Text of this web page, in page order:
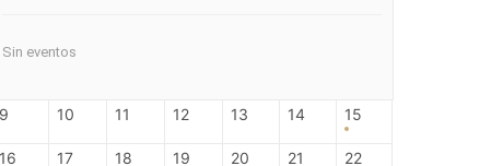
Sin eventos
9 10 11 12 13 14 15
16 17 18 19 20 21 22